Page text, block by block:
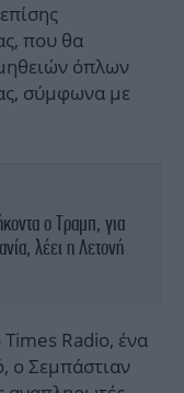
που θα
όπλων
σύμφωνα με
ο Τραμπ, για
λέει η Λετονή
Times Radio, ένα
ο Σεμπάστιαν